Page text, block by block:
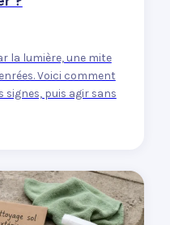
la lumière, une mite
Voici comment
signes, puis agir sans